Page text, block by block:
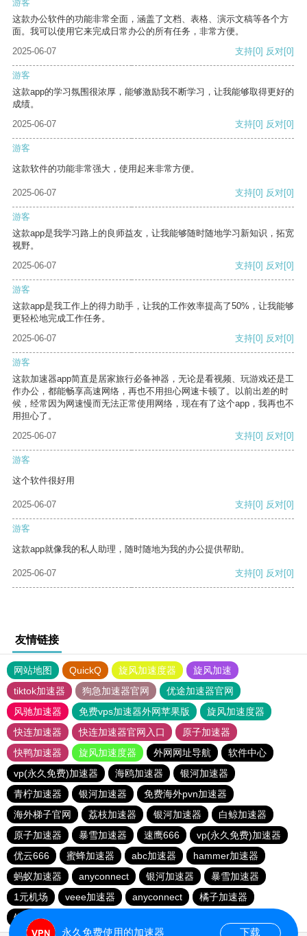
游客
这款办公软件的功能非常全面，涵盖了文档、表格、演示文稿等各个方
面。我可以使用它来完成日常办公的所有任务，非常方便。
2025-06-07
支持[0] 反对[0]
游客
这款app的学习氛围很浓厚，能够激励我不断学习，让我能够取得更好的
成绩。
2025-06-07
支持[0] 反对[0]
游客
这款软件的功能非常强大，使用起来非常方便。
2025-06-07 支持[0] 反对[0]
游客
这款app是我学习路上的良师益友，让我能够随时随地学习新知识，拓宽
视野。
2025-06-07
支持[0] 反对[0]
游客
这款app是我工作上的得力助手，让我的工作效率提高了50%，让我能够
更轻松地完成工作任务。
2025-06-07
支持[0] 反对[0]
游客
这款加速器app简直是居家旅行必备神器，无论是看视频、玩游戏还是工
作办公，都能畅享高速网络，再也不用担心网速卡顿了。以前出差的时
候，经常因为网速慢而无法正常使用网络，现在有了这个app，我再也不
用担心了。
2025-06-07
支持[0] 反对[0]
游客
这个软件很好用
2025-06-07 支持[0] 反对[0]
游客
这款app就像我的私人助理，随时随地为我的办公提供帮助。
2025-06-07 支持[0] 反对[0]
友情链接
网站地图 QuickQ 旋风加速度器
旋风加速
tiktok加速器
狗急加速器官网
优途加速器官网
风驰加速器
免费vps加速器外网苹果版
旋风加速度器
快连加速器
快连加速器官网入口
原子加速器
快鸭加速器
旋风加速度器 外网网址导航
软件中心
vp(永久免费)加速器
海鸥加速器
银河加速器
青柠加速器
银河加速器
免费海外pvn加速器
海外梯子官网
荔枝加速器 银河加速器
白鲸加速器
原子加速器
暴雪加速器 速鹰666
vp(永久免费)加速器
优云666
蜜蜂加速器 abc加速器
hammer加速器
蚂蚁加速器
anyconnect 银河加速器
暴雪加速器
1元机场
veee加速器 anyconnect
橘子加速器
银河加速器
永久免费使用的加速器 下载